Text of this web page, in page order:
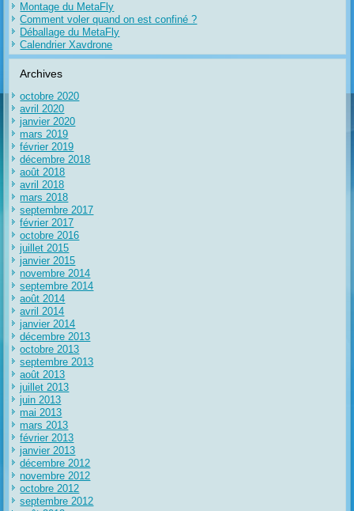
Montage du MetaFly
Comment voler quand on est confiné ?
Déballage du MetaFly
Calendrier Xavdrone
Archives
octobre 2020
avril 2020
janvier 2020
mars 2019
février 2019
décembre 2018
août 2018
avril 2018
mars 2018
septembre 2017
février 2017
octobre 2016
juillet 2015
janvier 2015
novembre 2014
septembre 2014
août 2014
avril 2014
janvier 2014
décembre 2013
octobre 2013
septembre 2013
août 2013
juillet 2013
juin 2013
mai 2013
mars 2013
février 2013
janvier 2013
décembre 2012
novembre 2012
octobre 2012
septembre 2012